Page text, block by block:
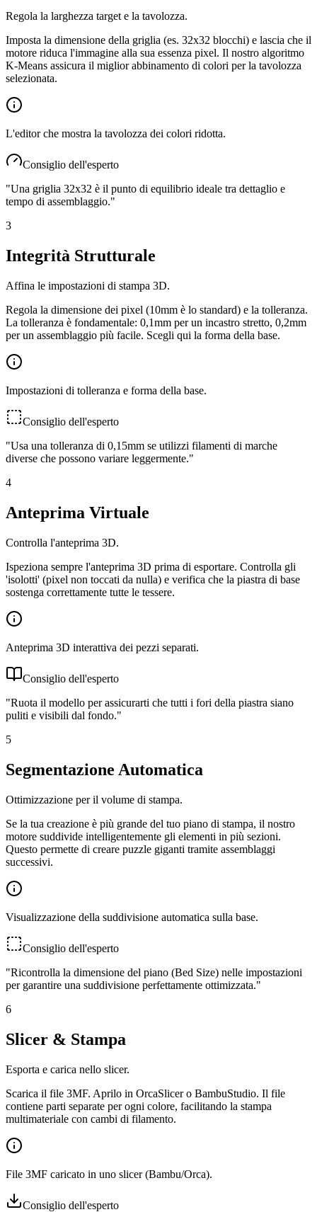
Regola la larghezza target e la tavolozza.
Imposta la dimensione della griglia (es. 32x32 blocchi) e lascia che il
motore riduca l'immagine alla sua essenza pixel. Il nostro algoritmo
K-Means assicura il miglior abbinamento di colori per la tavolozza
selezionata.
L'editor che mostra la tavolozza dei colori ridotta.
Consiglio dell'esperto
"Una griglia 32x32 è il punto di equilibrio ideale tra dettaglio e
tempo di assemblaggio."
3
Integrità Strutturale
Affina le impostazioni di stampa 3D.
Regola la dimensione dei pixel (10mm è lo standard) e la tolleranza.
La tolleranza è fondamentale: 0,1mm per un incastro stretto, 0,2mm
per un assemblaggio più facile. Scegli qui la forma della base.
Impostazioni di tolleranza e forma della base.
Consiglio dell'esperto
"Usa una tolleranza di 0,15mm se utilizzi filamenti di marche
diverse che possono variare leggermente."
4
Anteprima Virtuale
Controlla l'anteprima 3D.
Ispeziona sempre l'anteprima 3D prima di esportare. Controlla gli
'isolotti' (pixel non toccati da nulla) e verifica che la piastra di base
sostenga correttamente tutte le tessere.
Anteprima 3D interattiva dei pezzi separati.
Consiglio dell'esperto
"Ruota il modello per assicurarti che tutti i fori della piastra siano
puliti e visibili dal fondo."
5
Segmentazione Automatica
Ottimizzazione per il volume di stampa.
Se la tua creazione è più grande del tuo piano di stampa, il nostro
motore suddivide intelligentemente gli elementi in più sezioni.
Questo permette di creare puzzle giganti tramite assemblaggi
successivi.
Visualizzazione della suddivisione automatica sulla base.
Consiglio dell'esperto
"Ricontrolla la dimensione del piano (Bed Size) nelle impostazioni
per garantire una suddivisione perfettamente ottimizzata."
6
Slicer & Stampa
Esporta e carica nello slicer.
Scarica il file 3MF. Aprilo in OrcaSlicer o BambuStudio. Il file
contiene parti separate per ogni colore, facilitando la stampa
multimateriale con cambi di filamento.
File 3MF caricato in uno slicer (Bambu/Orca).
Consiglio dell'esperto